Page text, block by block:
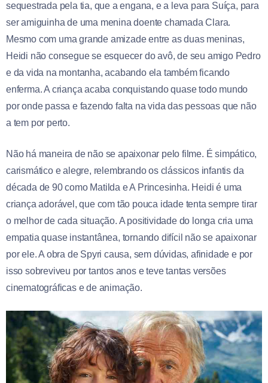
sequestrada pela tia, que a engana, e a leva para Suíça, para
ser amiguinha de uma menina doente chamada Clara.
Mesmo com uma grande amizade entre as duas meninas,
Heidi não consegue se esquecer do avô, de seu amigo Pedro
e da vida na montanha, acabando ela também ficando
enferma. A criança acaba conquistando quase todo mundo
por onde passa e fazendo falta na vida das pessoas que não
a tem por perto.
Não há maneira de não se apaixonar pelo filme. É simpático,
carismático e alegre, relembrando os clássicos infantis da
década de 90 como Matilda e A Princesinha. Heidi é uma
criança adorável, que com tão pouca idade tenta sempre tirar
o melhor de cada situação. A positividade do longa cria uma
empatia quase instantânea, tornando difícil não se apaixonar
por ele. A obra de Spyri causa, sem dúvidas, afinidade e por
isso sobreviveu por tantos anos e teve tantas versões
cinematográficas e de animação.